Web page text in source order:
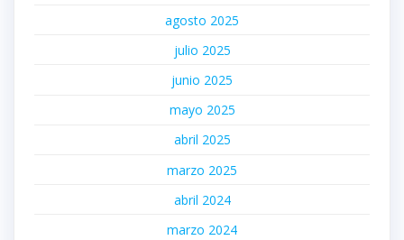
agosto 2025
julio 2025
junio 2025
mayo 2025
abril 2025
marzo 2025
abril 2024
marzo 2024